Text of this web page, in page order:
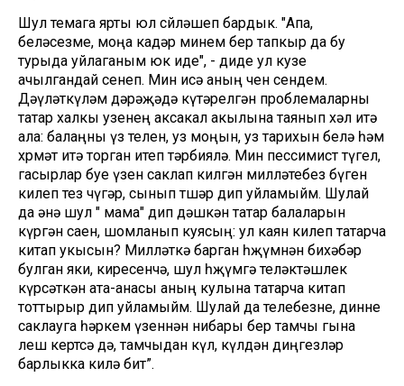
Шул темага ярты юл сөйләшеп бардык. "Апа,
беләсезме, моңа кадәр минем бер тапкыр да бу
турыда уйлаганым юк иде", - диде ул кузе
ачылгандай сөенеп. Мин исә аның өчен сөендем.
Дәүләткүләм дәрәҗәдә күтәрелгән проблемаларны
татар халкы узенең аксакал акылына таянып хәл итә
ала: балаңны үз телен, уз моңын, уз тарихын белә һәм
хөрмәт итә торган итеп тәрбиялә. Мин пессимист түгел,
гасырлар буе үзен саклап килгән милләтебез бүген
килеп тез чүгәр, сынып төшәр дип уйламыйм. Шулай
да әнә шул " мама" дип дәшкән татар балаларын
күргән саен, шомланып куясың: ул каян килеп татарча
китап укысын? Милләткә барган һөҗүмнән бихәбәр
булган яки, киресенчә, шул һөҗүмгә теләктәшлек
күрсәткән ата-анасы аның кулына татарча китап
тоттырыр дип уйламыйм. Шулай да телебезне, динне
саклауга һәркем үзеннән нибары бер тамчы гына
өлеш кертсә дә, тамчыдан күл, күлдән диңгезләр
барлыкка килә бит”.